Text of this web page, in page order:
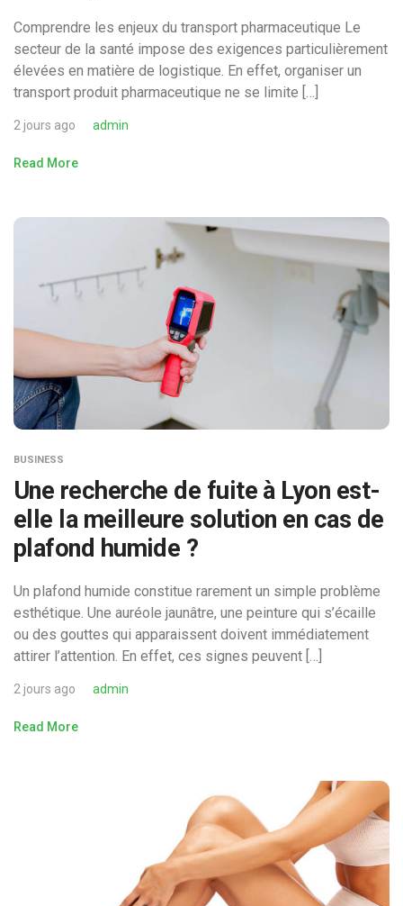
Comprendre les enjeux du transport pharmaceutique Le
secteur de la santé impose des exigences particulièrement
élevées en matière de logistique. En effet, organiser un
transport produit pharmaceutique ne se limite […]
2 jours ago admin
Read More
BUSINESS
Une recherche de fuite à Lyon est-
elle la meilleure solution en cas de
plafond humide ?
Un plafond humide constitue rarement un simple problème
esthétique. Une auréole jaunâtre, une peinture qui s’écaille
ou des gouttes qui apparaissent doivent immédiatement
attirer l’attention. En effet, ces signes peuvent […]
2 jours ago admin
Read More